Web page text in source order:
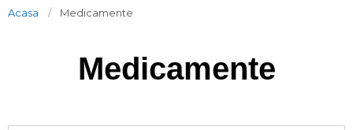
Acasa Medicamente
Medicamente